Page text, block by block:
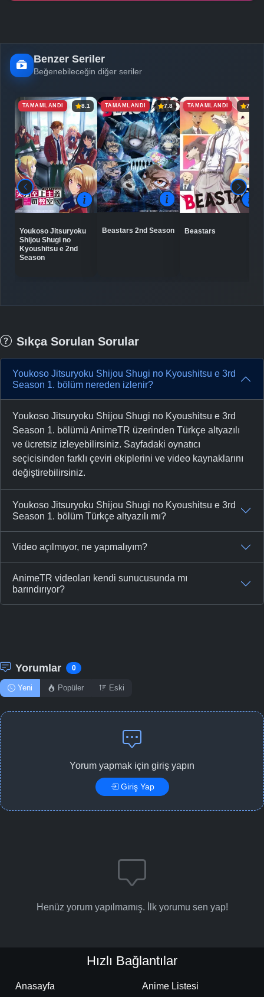
Benzer Seriler
Beğenebileceğin diğer seriler
TAMAMLANDI 8.1
Youkoso Jitsuryoku
Shijou Shugi no
Kyoushitsu e 2nd
Season
TAMAMLANDI 7.8
Beastars 2nd Season
TAMAMLANDI 7.8
Beastars
Sıkça Sorulan Sorular
Youkoso Jitsuryoku Shijou Shugi no Kyoushitsu e 3rd
Season 1. bölüm nereden izlenir?
Youkoso Jitsuryoku Shijou Shugi no Kyoushitsu e 3rd
Season 1. bölümü AnimeTR üzerinden Türkçe altyazılı
ve ücretsiz izleyebilirsiniz. Sayfadaki oynatıcı
seçicisinden farklı çeviri ekiplerini ve video kaynaklarını
değiştirebilirsiniz.
Youkoso Jitsuryoku Shijou Shugi no Kyoushitsu e 3rd
Season 1. bölüm Türkçe altyazılı mı?
Video açılmıyor, ne yapmalıyım?
AnimeTR videoları kendi sunucusunda mı
barındırıyor?
Yorumlar 0
Yeni Popüler Eski
Yorum yapmak için giriş yapın
Giriş Yap
Henüz yorum yapılmamış. İlk yorumu sen yap!
Hızlı Bağlantılar
Anasayfa Anime Listesi